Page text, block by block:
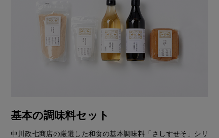
基本の調味料セット
中川政七商店の厳選した和食の基本調味料「さしすせそ」シリ